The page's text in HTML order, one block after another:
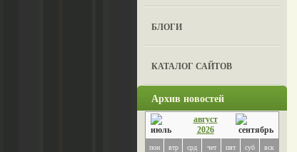
БЛОГИ
КАТАЛОГ САЙТОВ
Архив новостей
август
2026
пон втр срд чет пят суб вск